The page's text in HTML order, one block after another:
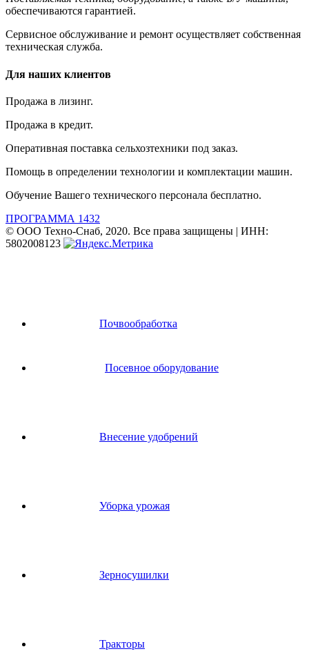
обеспечиваются гарантией.
Сервисное обслуживание и ремонт осуществляет собственная
техническая служба.
Для наших клиентов
Продажа в лизинг.
Продажа в кредит.
Оперативная поставка сельхозтехники под заказ.
Помощь в определении технологии и комплектации машин.
Обучение Вашего технического персонала бесплатно.
ПРОГРАММА 1432
© ООО Техно-Снаб, 2020. Все права защищены | ИНН:
5802008123
Почвообработка
Посевное оборудование
Внесение удобрений
Уборка урожая
Зерносушилки
Тракторы